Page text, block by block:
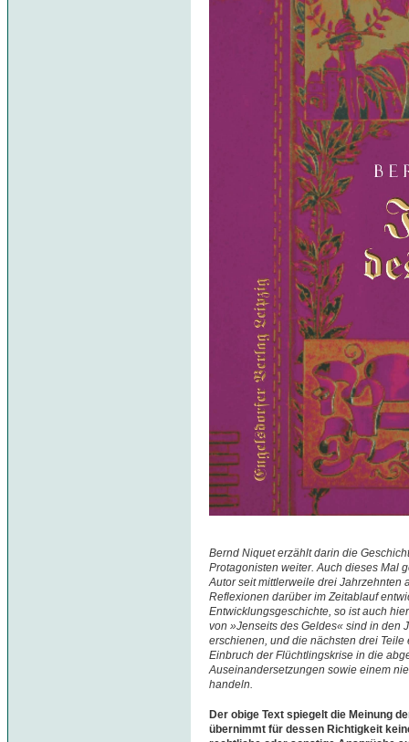
Bernd Niquet erzählt darin die
Protagonisten weiter. Auch dieses Mal
Autor seit mittlerweile drei Jahrzehnten
Reflexionen darüber im Zeitablauf
Entwicklungsgeschichte, so ist auch
von »Jenseits des Geldes« sind in den
erschienen, und die nächsten drei
Einbruch der Flüchtlingskrise in die
Auseinandersetzungen sowie einem
handeln.
Der obige Text spiegelt die Meinung
übernimmt für dessen Richtigkeit